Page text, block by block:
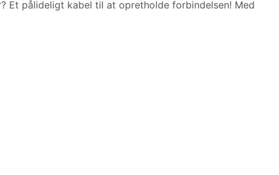
pålideligt kabel til at opretholde forbindelsen! Med